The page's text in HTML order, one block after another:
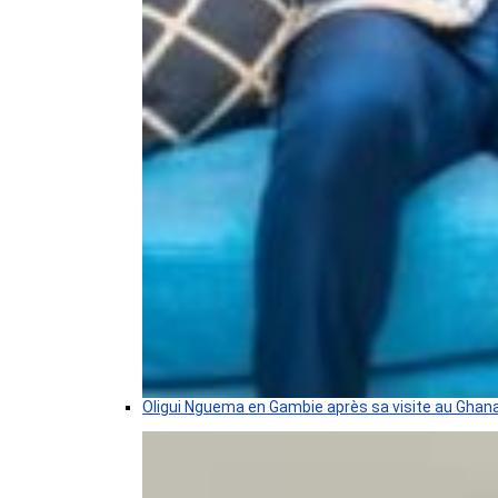
Oligui Nguema en Gambie après sa visite au